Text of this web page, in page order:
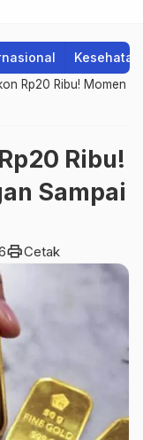
Kesehatan
Rp20 Ribu! Momen
Ribu!
Sampai
printCetak